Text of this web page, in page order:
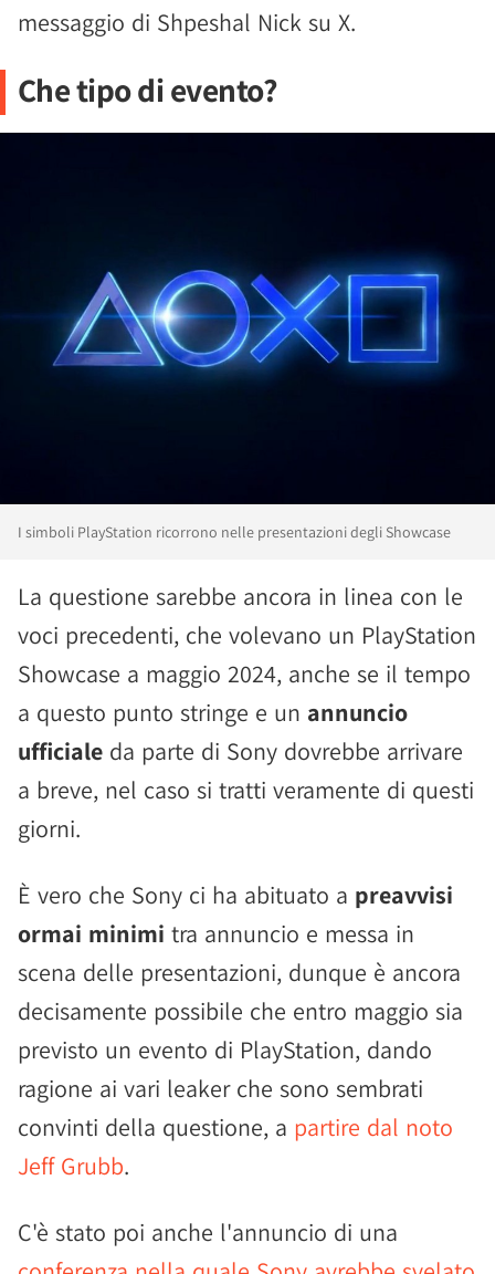
messaggio di Shpeshal Nick su X.
Che tipo di evento?
I simboli PlayStation ricorrono nelle presentazioni degli Showcase
La questione sarebbe ancora in linea con le
voci precedenti, che volevano un PlayStation
Showcase a maggio 2024, anche se il tempo
a questo punto stringe e un annuncio
ufficiale da parte di Sony dovrebbe arrivare
a breve, nel caso si tratti veramente di questi
giorni.
È vero che Sony ci ha abituato a preavvisi
ormai minimi tra annuncio e messa in
scena delle presentazioni, dunque è ancora
decisamente possibile che entro maggio sia
previsto un evento di PlayStation, dando
ragione ai vari leaker che sono sembrati
convinti della questione, a partire dal noto
Jeff Grubb.
C'è stato poi anche l'annuncio di una